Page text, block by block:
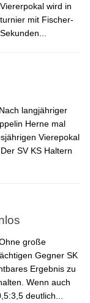
wird in
mit Fischer-
langjähriger
Herne mal
Vierepokal
SV KS Haltern
große
Gegner SK
Ergebnis zu
Wenn auch
deutlich...